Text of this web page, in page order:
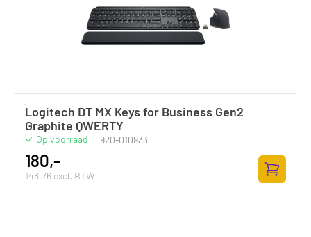
Logitech DT MX Keys for Business Gen2
Graphite QWERTY
Op voorraad · 920-010933
180,-
148,76 excl. BTW